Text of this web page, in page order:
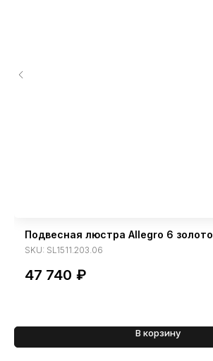
Подвесная люстра Allegro 6 золото
SKU: SL1511.203.06
47 740 ₽
В корзину